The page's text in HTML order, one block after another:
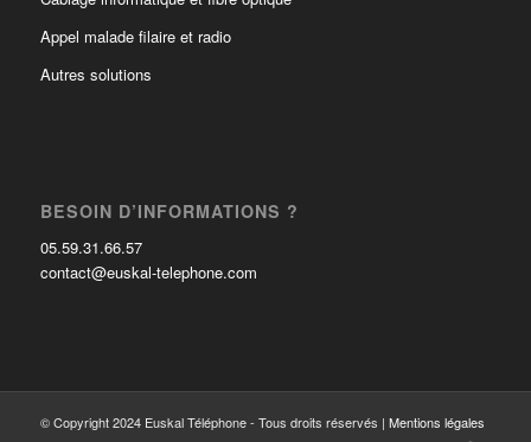
Appel malade filaire et radio
Autres solutions
BESOIN D’INFORMATIONS ?
05.59.31.66.57
contact@euskal-telephone.com
© Copyright 2024 Euskal Téléphone - Tous droits réservés | Mentions légales